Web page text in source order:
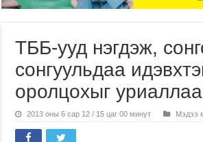
ТББ-ууд нэгдэж,
сонгуульдаа
оролцохыг уриаллаа
2013 оны 6 сар 12 / 15 цаг 00 минут Мэдээ